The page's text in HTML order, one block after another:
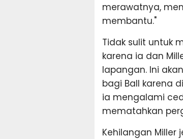
merawatnya,
membantu."
Tidak sulit untuk
karena ia dan
lapangan. Ini
bagi Ball karena
ia mengalami
mematahkan
Kehilangan Miller